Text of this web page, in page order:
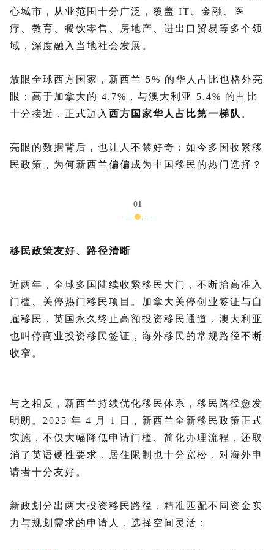
心城市，从业范围十分广泛，覆盖 IT、金融、医
疗、教育、餐饮零售、房地产、进出口贸易等多个领
域，深度融入当地社会发展。
放眼全球西方国家，新西兰 5% 的华人占比也格外亮
眼：高于加拿大的 4.7%，与澳大利亚 5.4% 的占比
十分接近，正式迈入 西方国家华人占比第一梯队 。
亮眼的数据背后，也让人不禁好奇：如今多国收紧移
民政策，为何新西兰偏偏成为中国移民的热门选择？
01
移民政策友好、路径清晰
近两年，全球多国陆续收紧移民大门，不断抬高准入
门槛、关停热门移民项目。加拿大关停创业签证与自
雇移民，英国永久终止高额投资移民通道，澳大利亚
也叫停商业投资移民签证，海外移民的常规路径不断
收窄。
与之相反，新西兰持续优化移民体系，移民路径愈发
明朗。2025 年 4 月 1 日，新西兰全新移民政策正式
实施，不仅大幅降低申请门槛、简化办理流程，还取
消了英语硬性要求，居住限制也十分宽松，对海外申
请者十分友好。
新政划分出两大投资移民路径，精准匹配不同资金实
力与规划需求的申请人，选择空间灵活：